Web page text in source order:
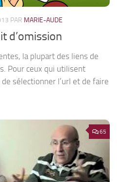
PAR MARIE-AUDE
d’omission
la plupart des liens de
Pour ceux qui utilisent
sélectionner l’url et de faire
65